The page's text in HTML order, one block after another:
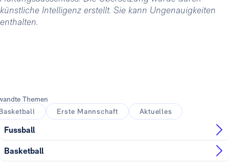
künstliche Intelligenz erstellt. Sie kann Ungenauigkeiten
enthalten.
Themen
Erste Mannschaft Aktuelles
Fussball
Basketball